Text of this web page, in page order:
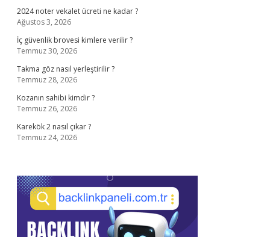
2024 noter vekalet ücreti ne kadar ?
Ağustos 3, 2026
İç güvenlik brovesi kimlere verilir ?
Temmuz 30, 2026
Takma göz nasıl yerleştirilir ?
Temmuz 28, 2026
Kozanın sahibi kimdir ?
Temmuz 26, 2026
Karekök 2 nasıl çıkar ?
Temmuz 24, 2026